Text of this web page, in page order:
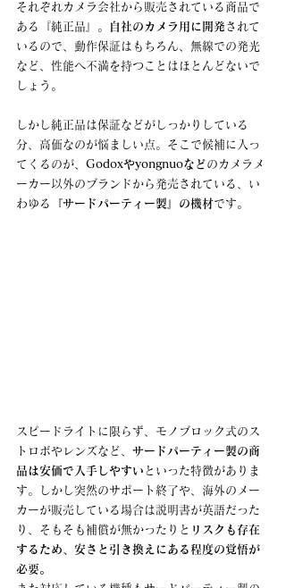
それぞれカメラ会社から販売されている商品で
ある『純正品』。
自社のカメラ用に開発 されて
いるので、動作保証はもちろん、無線での発光
など、性能へ不満を持つことはほとんどないで
しょう。
しかし純正品は保証などがしっかりしている
分、高価なのが悩ましい点。そこで候補に入っ
てくるのが、 Godoxやyongnuoなどのカメラメ
ーカー以外のブランドから発売されている、い
わゆる
『サードパーティー製』の機材です。
スピードライトに限らず、モノブロック式のス
トロボやレンズなど、 サードパーティー製の商
品は安価で入手しやすい といった特徴がありま
す。しかし突然のサポート終了や、海外のメー
カーが販売している場合は説明書が英語だった
り、そもそも補償が無かったりと リスクも存在
するため、安さと引き換えにある程度の覚悟が
必要。